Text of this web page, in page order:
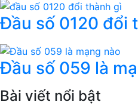
Đầu số 0120 đổi
Đầu số 059 là
Bài viết nổi bật